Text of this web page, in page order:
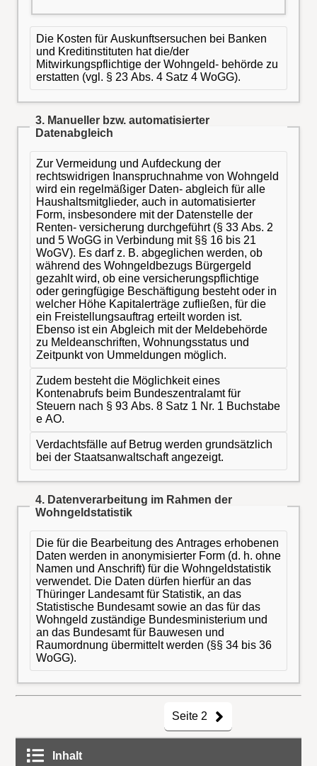
Die Kosten für Auskunftsersuchen bei Banken
und Kreditinstituten hat die/der
Mitwirkungspflichtige der Wohngeld- behörde zu
erstatten (vgl. § 23 Abs. 4 Satz 4 WoGG).
3. Manueller bzw. automatisierter
Datenabgleich
Zur Vermeidung und Aufdeckung der
rechtswidrigen Inanspruchnahme von Wohngeld
wird ein regelmäßiger Daten- abgleich für alle
Haushaltsmitglieder, auch in automatisierter
Form, insbesondere mit der Datenstelle der
Renten- versicherung durchgeführt (§ 33 Abs. 2
und 5 WoGG in Verbindung mit §§ 16 bis 21
WoGV). Es darf z. B. abgeglichen werden, ob
während des Wohngeldbezugs Bürgergeld
gezahlt wird, ob eine versicherungspflichtige
oder geringfügige Beschäftigung besteht oder in
welcher Höhe Kapitalerträge zufließen, für die
ein Freistellungsauftrag erteilt worden ist.
Ebenso ist ein Abgleich mit der Meldebehörde
zu Meldeanschriften, Wohnungsstatus und
Zeitpunkt von Ummeldungen möglich.
Zudem besteht die Möglichkeit eines
Kontenabrufs beim Bundeszentralamt für
Steuern nach § 93 Abs. 8 Satz 1 Nr. 1 Buchstabe
e AO.
Verdachtsfälle auf Betrug werden grundsätzlich
bei der Staatsanwaltschaft angezeigt.
4. Datenverarbeitung im Rahmen der
Wohngeldstatistik
Die für die Bearbeitung des Antrages erhobenen
Daten werden in anonymisierter Form (d. h. ohne
Namen und Anschrift) für die Wohngeldstatistik
verwendet. Die Daten dürfen hierfür an das
Thüringer Landesamt für Statistik, an das
Statistische Bundesamt sowie an das für das
Wohngeld zuständige Bundesministerium und
an das Bundesamt für Bauwesen und
Raumordnung übermittelt werden (§§ 34 bis 36
WoGG).
Seite 2
Inhalt